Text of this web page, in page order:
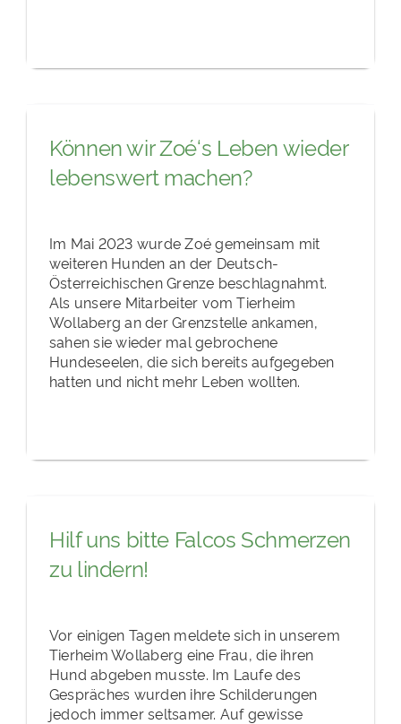
Können wir Zoé‘s Leben wieder
lebenswert machen?
Im Mai 2023 wurde Zoé gemeinsam mit
weiteren Hunden an der Deutsch-
Österreichischen Grenze beschlagnahmt.
Als unsere Mitarbeiter vom Tierheim
Wollaberg an der Grenzstelle ankamen,
sahen sie wieder mal gebrochene
Hundeseelen, die sich bereits aufgegeben
hatten und nicht mehr Leben wollten.
Hilf uns bitte Falcos Schmerzen
zu lindern!
Vor einigen Tagen meldete sich in unserem
Tierheim Wollaberg eine Frau, die ihren
Hund abgeben musste. Im Laufe des
Gespräches wurden ihre Schilderungen
jedoch immer seltsamer. Auf gewisse